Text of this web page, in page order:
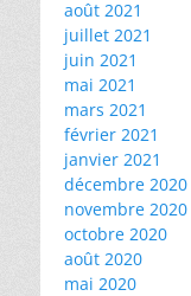
août 2021
juillet 2021
juin 2021
mai 2021
mars 2021
février 2021
janvier 2021
décembre 2020
novembre 2020
octobre 2020
août 2020
mai 2020